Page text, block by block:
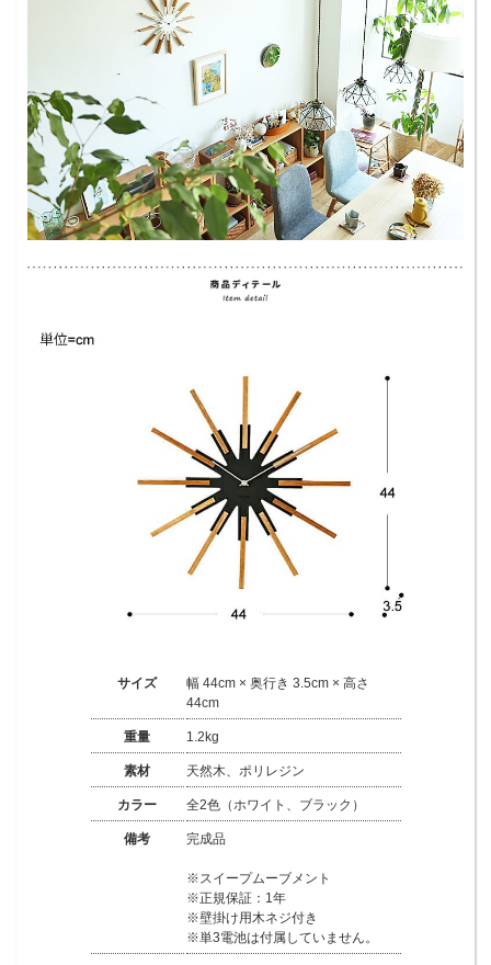
サイズ
幅 44cm × 奥行き 3.5cm × 高さ
44cm
重量 1.2kg
素材 天然木、ポリレジン
カラー 全2色（ホワイト、ブラック）
備考 完成品
※スイープムーブメント
※正規保証：1年
※壁掛け用木ネジ付き
※単3電池は付属していません。